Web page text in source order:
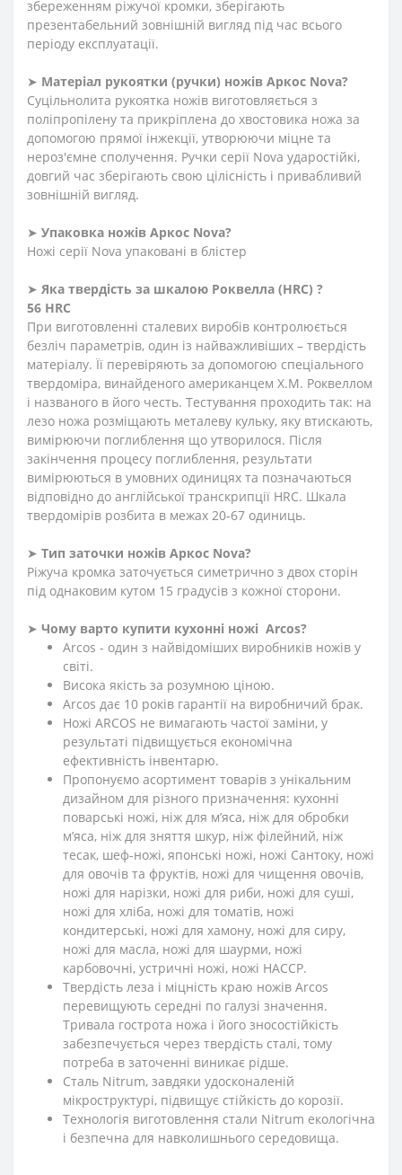
збереженням ріжучої кромки, зберігають
презентабельний зовнішній вигляд під час всього
періоду експлуатації.
➤ Матеріал рукоятки (ручки) ножів Аркос Nova?
Суцільнолита рукоятка ножів виготовляється з
поліпропілену та прикріплена до хвостовика ножа за
допомогою прямої інжекції, утворюючи міцне та
нероз'ємне сполучення. Ручки серії Nova ударостійкі,
довгий час зберігають свою цілісність і привабливий
зовнішній вигляд.
➤ Упаковка ножів Аркос Nova?
Ножі серії Nova упаковані в блістер
➤ Яка твердість за шкалою Роквелла (HRC) ?
56 HRC
При виготовленні сталевих виробів контролюється
безліч параметрів, один із найважливіших – твердість
матеріалу. Її перевіряють за допомогою спеціального
твердоміра, винайденого американцем Х.М. Роквеллом
і названого в його честь. Тестування проходить так: на
лезо ножа розміщають металеву кульку, яку втискають,
вимірюючи поглиблення що утворилося. Після
закінчення процесу поглиблення, результати
вимірюються в умовних одиницях та позначаються
відповідно до англійської транскрипції HRC. Шкала
твердомірів розбита в межах 20-67 одиниць.
➤ Тип заточки ножів Аркос Nova?
Ріжуча кромка заточується симетрично з двох сторін
під однаковим кутом 15 градусів з кожної сторони.
➤ Чому варто купити кухонні ножі Arcos?
Arcos - один з найвідоміших виробників ножів у
світі.
Висока якість за розумною ціною.
Arcos дає 10 років гарантії на виробничий брак.
Ножі ARCOS не вимагають частої заміни, у
результаті підвищується економічна
ефективність інвентарю.
Пропонуємо асортимент товарів з унікальним
дизайном для різного призначення: кухонні
поварські ножі, ніж для м’яса, ніж для обробки
м’яса, ніж для зняття шкур, ніж філейний, ніж
тесак, шеф-ножі, японські ножі, ножі Сантоку, ножі
для овочів та фруктів, ножі для чищення овочів,
ножі для нарізки, ножі для риби, ножі для суші,
ножі для хліба, ножі для томатів, ножі
кондитерські, ножі для хамону, ножі для сиру,
ножі для масла, ножі для шаурми, ножі
карбовочні, устричні ножі, ножі HACCP.
Твердість леза і міцність краю ножів Arcos
перевищують середні по галузі значення.
Тривала гострота ножа і його зносостійкість
забезпечується через твердість сталі, тому
потреба в заточенні виникає рідше.
Сталь Nitrum, завдяки удосконаленій
мікроструктурі, підвищує стійкість до корозії.
Технологія виготовлення стали Nitrum екологічна
і безпечна для навколишнього середовища.